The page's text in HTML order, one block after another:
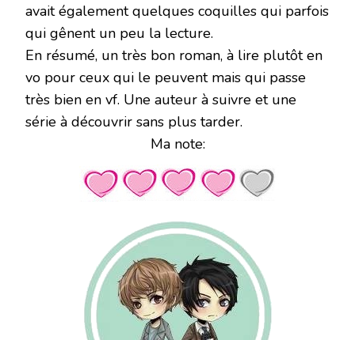
avait également quelques coquilles qui parfois
qui gênent un peu la lecture.
En résumé, un très bon roman, à lire plutôt en
vo pour ceux qui le peuvent mais qui passe
très bien en vf. Une auteur à suivre et une
série à découvrir sans plus tarder.
Ma note: